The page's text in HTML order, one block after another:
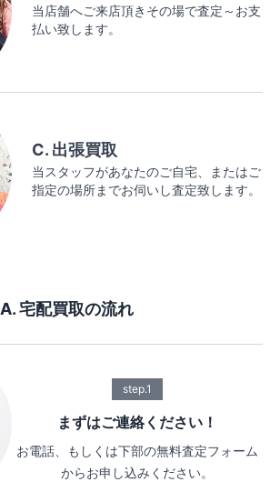
当店舗へご来店頂きその場で査定～お支
払い致します。
C. 出張買取
当スタッフがあなたのご自宅、またはご
指定の場所までお伺いし査定致します。
A. 宅配買取の流れ
step.1
まずはご連絡ください！
お電話、もしくは下部の無料査定フォーム
からお申し込みください。